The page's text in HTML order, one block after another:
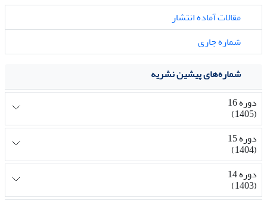
مقالات آماده انتشار
شماره جاری
شماره‌های پیشین نشریه
دوره 16
(1405)
دوره 15
(1404)
دوره 14
(1403)